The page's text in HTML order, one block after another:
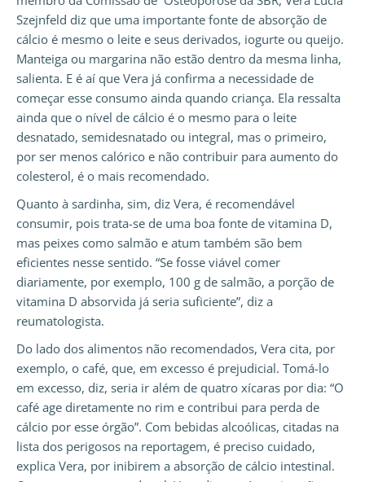
Szejnfeld diz que uma importante fonte de absorção de
cálcio é mesmo o leite e seus derivados, iogurte ou queijo.
Manteiga ou margarina não estão dentro da mesma linha,
salienta. E é aí que Vera já confirma a necessidade de
começar esse consumo ainda quando criança. Ela ressalta
ainda que o nível de cálcio é o mesmo para o leite
desnatado, semidesnatado ou integral, mas o primeiro,
por ser menos calórico e não contribuir para aumento do
colesterol, é o mais recomendado.
Quanto à sardinha, sim, diz Vera, é recomendável
consumir, pois trata-se de uma boa fonte de vitamina D,
mas peixes como salmão e atum também são bem
eficientes nesse sentido. “Se fosse viável comer
diariamente, por exemplo, 100 g de salmão, a porção de
vitamina D absorvida já seria suficiente”, diz a
reumatologista.
Do lado dos alimentos não recomendados, Vera cita, por
exemplo, o café, que, em excesso é prejudicial. Tomá-lo
em excesso, diz, seria ir além de quatro xícaras por dia: “O
café age diretamente no rim e contribui para perda de
cálcio por esse órgão”. Com bebidas alcoólicas, citadas na
lista dos perigosos na reportagem, é preciso cuidado,
explica Vera, por inibirem a absorção de cálcio intestinal.